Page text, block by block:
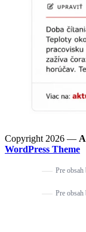
Copyright 2026 —
WordPress Theme
Pre obsah